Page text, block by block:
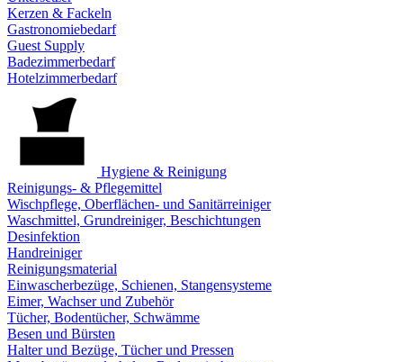
Kerzen & Fackeln
Gastronomiebedarf
Guest Supply
Badezimmerbedarf
Hotelzimmerbedarf
Hygiene & Reinigung
Reinigungs- & Pflegemittel
Wischpflege, Oberflächen- und Sanitärreiniger
Waschmittel, Grundreiniger, Beschichtungen
Desinfektion
Handreiniger
Reinigungsmaterial
Einwascherbezüge, Schienen, Stangensysteme
Eimer, Wachser und Zubehör
Tücher, Bodentücher, Schwämme
Besen und Bürsten
Halter und Bezüge, Tücher und Pressen